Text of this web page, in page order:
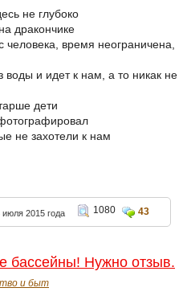
не глубоко
дракончике
время неограничена,
воды и идет к нам, а то никак не
дети
не захотели к нам
июля 2015 года 1080 43
бассейны! Нужно отзыв.
и быт